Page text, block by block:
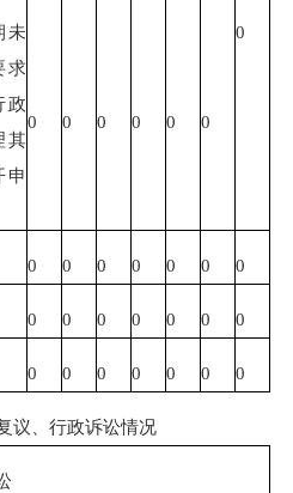
未
求
政
其
申
0 0 0 0 0 0
0
0 0 0 0 0 0 0
0 0 0 0 0 0 0
0 0 0 0 0 0 0
、行政诉讼情况